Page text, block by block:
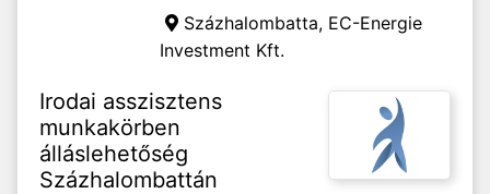
Százhalombatta, EC-Energie
Investment Kft.
Irodai asszisztens
munkakörben
álláslehetőség
Százhalombattán